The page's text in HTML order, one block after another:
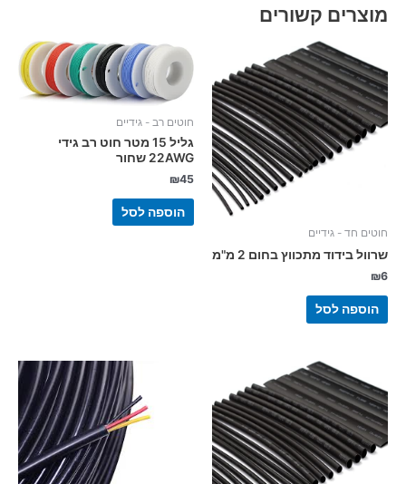
מוצרים קשורים
חוטים חד - גידיים
שרוול בידוד מתכווץ בחום 2 מ"מ
₪6
הוספה לסל
חוטים רב - גידיים
גליל 15 מטר חוט רב גידי
22AWG שחור
₪45
הוספה לסל